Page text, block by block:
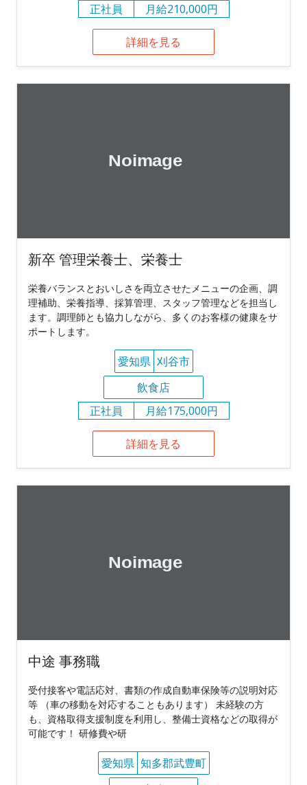
正社員
月給210,000円
詳細を見る
新卒 管理栄養士、栄養士
栄養バランスとおいしさを両立させたメニューの企画、調
理補助、栄養指導、採算管理、スタッフ管理などを担当し
ます。調理師とも協力しながら、多くのお客様の健康をサ
ポートします。
愛知県 刈谷市
飲食店
正社員
月給175,000円
詳細を見る
中途 事務職
受付接客や電話応対、書類の作成自動車保険等の説明対応
等 （車の移動を対応することもあります） 未経験の方
も、資格取得支援制度を利用し、整備士資格などの取得が
可能です！ 研修費や研
愛知県 知多郡武豊町